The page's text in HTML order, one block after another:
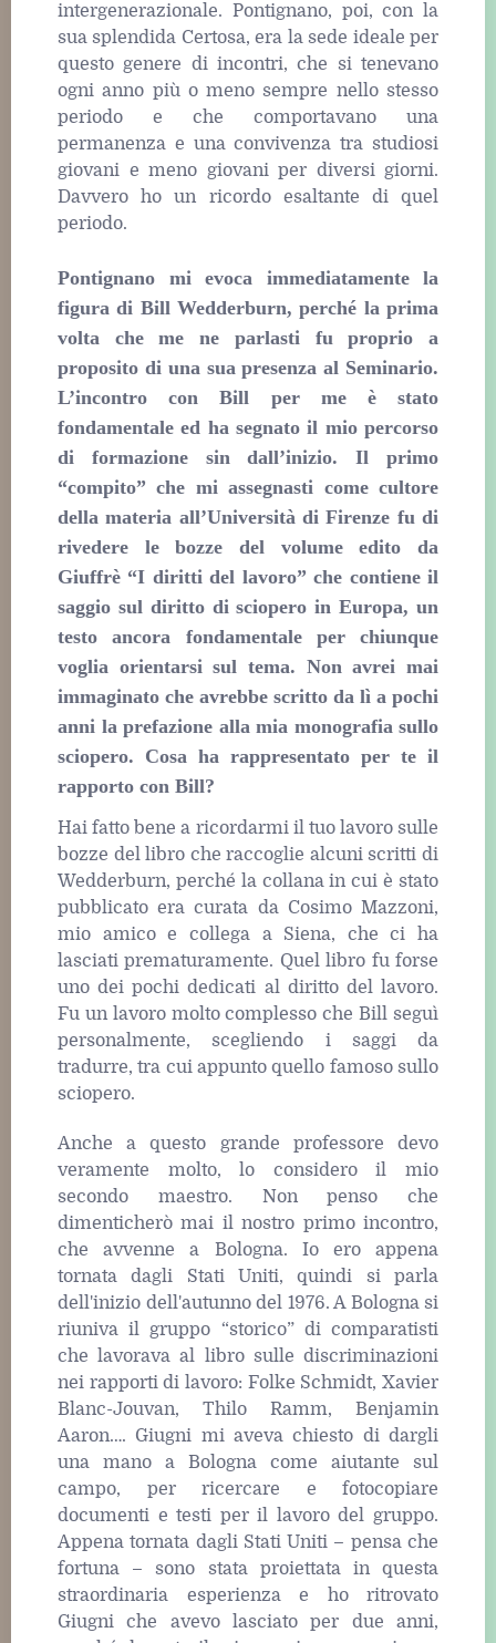
intergenerazionale. Pontignano, poi, con la
sua splendida Certosa, era la sede ideale per
questo genere di incontri, che si tenevano
ogni anno più o meno sempre nello stesso
periodo e che comportavano una
permanenza e una convivenza tra studiosi
giovani e meno giovani per diversi giorni.
Davvero ho un ricordo esaltante di quel
periodo.
Pontignano mi evoca immediatamente la
figura di Bill Wedderburn, perché la prima
volta che me ne parlasti fu proprio a
proposito di una sua presenza al Seminario.
L’incontro con Bill per me è stato
fondamentale ed ha segnato il mio percorso
di formazione sin dall’inizio. Il primo
“compito” che mi assegnasti come cultore
della materia all’Università di Firenze fu di
rivedere le bozze del volume edito da
Giuffrè “I diritti del lavoro” che contiene il
saggio sul diritto di sciopero in Europa, un
testo ancora fondamentale per chiunque
voglia orientarsi sul tema. Non avrei mai
immaginato che avrebbe scritto da lì a pochi
anni la prefazione alla mia monografia sullo
sciopero. Cosa ha rappresentato per te il
rapporto con Bill?
Hai fatto bene a ricordarmi il tuo lavoro sulle
bozze del libro che raccoglie alcuni scritti di
Wedderburn, perché la collana in cui è stato
pubblicato era curata da Cosimo Mazzoni,
mio amico e collega a Siena, che ci ha
lasciati prematuramente. Quel libro fu forse
uno dei pochi dedicati al diritto del lavoro.
Fu un lavoro molto complesso che Bill seguì
personalmente, scegliendo i saggi da
tradurre, tra cui appunto quello famoso sullo
sciopero.
Anche a questo grande professore devo
veramente molto, lo considero il mio
secondo maestro. Non penso che
dimenticherò mai il nostro primo incontro,
che avvenne a Bologna. Io ero appena
tornata dagli Stati Uniti, quindi si parla
dell'inizio dell'autunno del 1976. A Bologna si
riuniva il gruppo “storico” di comparatisti
che lavorava al libro sulle discriminazioni
nei rapporti di lavoro: Folke Schmidt, Xavier
Blanc-Jouvan, Thilo Ramm, Benjamin
Aaron…. Giugni mi aveva chiesto di dargli
una mano a Bologna come aiutante sul
campo, per ricercare e fotocopiare
documenti e testi per il lavoro del gruppo.
Appena tornata dagli Stati Uniti – pensa che
fortuna – sono stata proiettata in questa
straordinaria esperienza e ho ritrovato
Giugni che avevo lasciato per due anni,